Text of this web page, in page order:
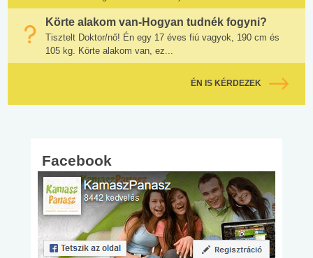
Körte alakom van-Hogyan tudnék fogyni?
Tisztelt Doktor/nő! Én egy 17 éves fiú vagyok, 190 cm és
105 kg. Körte alakom van, ez...
ÉN IS KÉRDEZEK
Facebook